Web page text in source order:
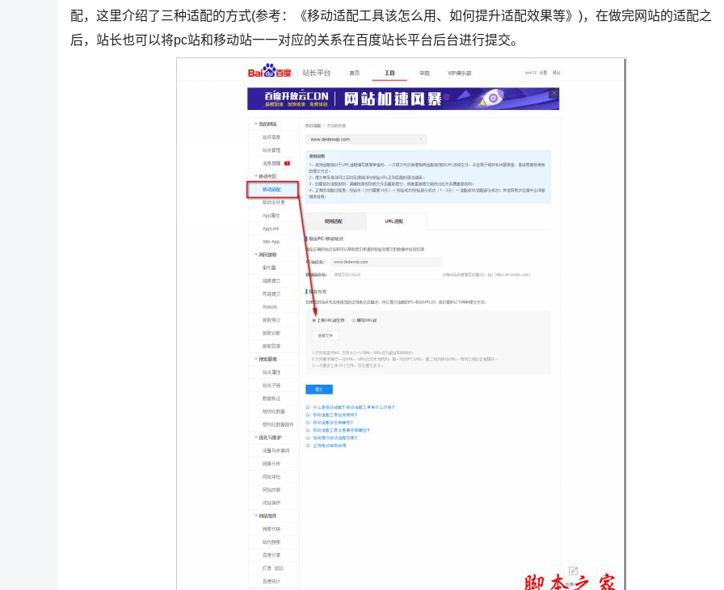
配，这里介绍了三种适配的方式(参考：《移动适配工具该怎么用、如何提升适配效果等》)，在做完网站的适配之
后，站长也可以将pc站和移动站一一对应的关系在百度站长平台后台进行提交。